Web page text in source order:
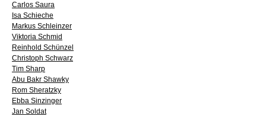
Carlos Saura
Isa Schieche
Markus Schleinzer
Viktoria Schmid
Reinhold Schünzel
Christoph Schwarz
Tim Sharp
Abu Bakr Shawky
Rom Sheratzky
Ebba Sinzinger
Jan Soldat